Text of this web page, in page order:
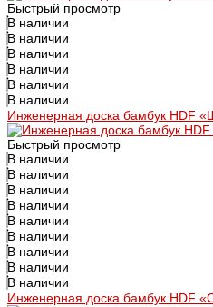
Быстрый просмотр
В наличии
В наличии
В наличии
В наличии
В наличии
В наличии
Инженерная доска бамбук HDF
Быстрый просмотр
В наличии
В наличии
В наличии
В наличии
В наличии
В наличии
В наличии
В наличии
В наличии
Инженерная доска бамбук HDF